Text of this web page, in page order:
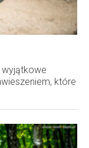
wyjątkowe
które